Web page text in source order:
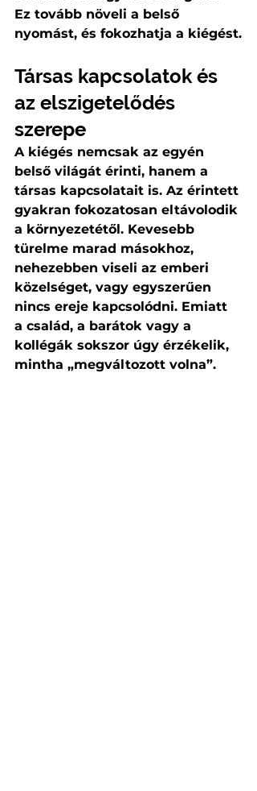
Ez tovább növeli a belső
nyomást, és fokozhatja a kiégést.
Társas kapcsolatok és
az elszigetelődés
szerepe
A kiégés nemcsak az egyén
belső világát érinti, hanem a
társas kapcsolatait is. Az érintett
gyakran fokozatosan eltávolodik
a környezetétől. Kevesebb
türelme marad másokhoz,
nehezebben viseli az emberi
közelséget, vagy egyszerűen
nincs ereje kapcsolódni. Emiatt
a család, a barátok vagy a
kollégák sokszor úgy érzékelik,
mintha „megváltozott volna”.